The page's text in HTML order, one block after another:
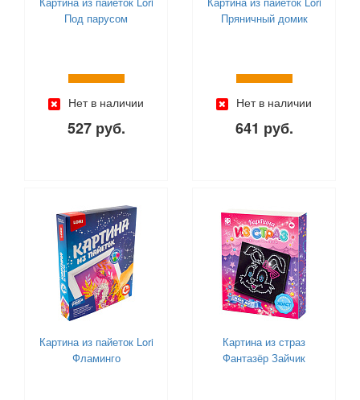
Под парусом
Нет в наличии
527 руб.
Пряничный домик
Нет в наличии
641 руб.
Картина из пайеток Lori
Фламинго
Картина из страз
Фантазёр Зайчик